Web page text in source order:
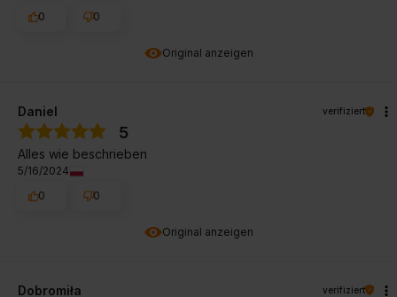
Original anzeigen
0
0
Original anzeigen
Daniel verifiziert
5
Alles wie beschrieben
5/16/2024
0
0
Dobromiła verifiziert